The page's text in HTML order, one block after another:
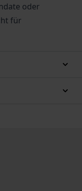
oder
für